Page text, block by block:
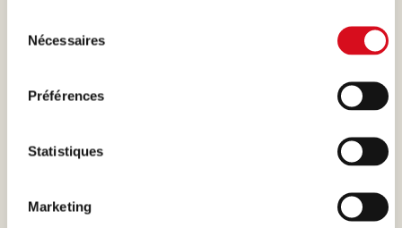
certaines fonctionnalités du site peuvent ne plus être
Nécessaires
Préférences
Statistiques
Marketing